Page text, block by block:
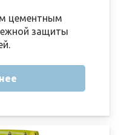
цементным
защиты